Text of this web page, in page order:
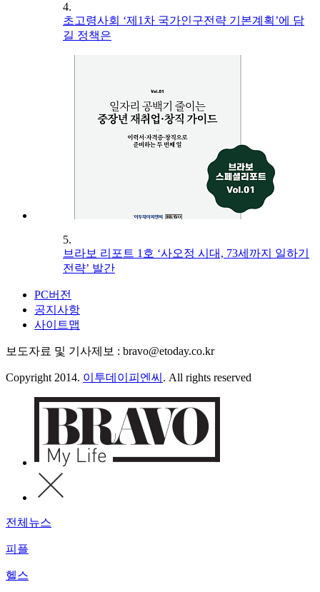
4.
초고령사회 ‘제1차 국가인구전략 기본계획’에 담
길 정책은
5.
브라보 리포트 1호 ‘사오정 시대, 73세까지 일하기
전략’ 발간
PC버전
공지사항
사이트맵
보도자료 및 기사제보 : bravo@etoday.co.kr
Copyright 2014. 이투데이피엔씨 . All rights reserved
전체뉴스
피플
헬스